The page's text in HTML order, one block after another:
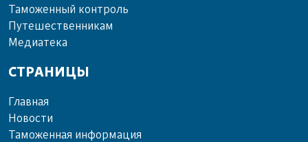
Та­мо­жен­ный кон­троль
Пу­те­шест­вен­ни­кам
Ме­диа­те­ка
СТРАНИЦЫ
Главная
Новости
Таможенная информация